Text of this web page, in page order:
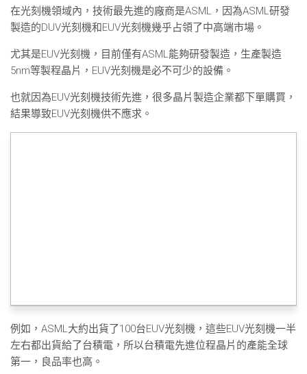
在光刻機領域內，技術最先進的廠商是ASML，因為ASML研發
製造的DUV光刻機和EUV光刻機幾乎占領了中高端市場。
尤其是EUV光刻機，目前僅有ASML能夠研發製造，生產製造
5nm等製程晶片，EUV光刻機是必不可少的設備。
也就因為EUV光刻機技術先進，很多晶片製造企業都下單購買，
結果導致EUV光刻機供不應求。
例如，ASML大約出貨了100台EUV光刻機，這些EUV光刻機一半
左右都出貨給了台積電，所以台積電先進位程晶片的產能全球
第一，良品率也高。